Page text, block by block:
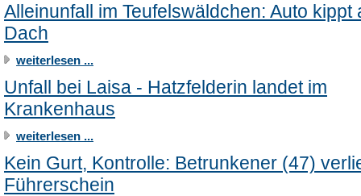
Alleinunfall im Teufelswäldchen: Auto kippt
Dach
weiterlesen ...
Unfall bei Laisa - Hatzfelderin landet im
Krankenhaus
weiterlesen ...
Kein Gurt, Kontrolle: Betrunkener (47)
Führerschein